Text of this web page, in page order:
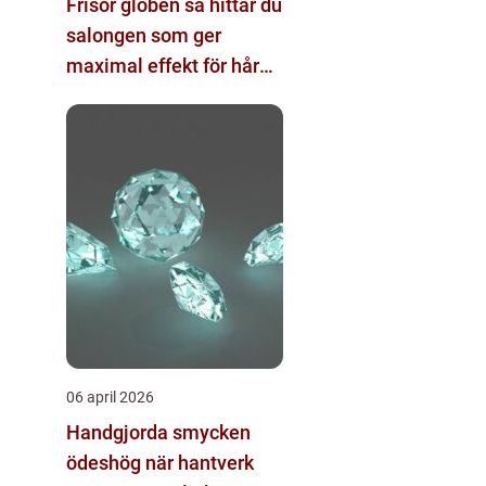
Frisör globen så hittar du
salongen som ger
maximal effekt för hår
06 april 2026
Handgjorda smycken
ödeshög när hantverk